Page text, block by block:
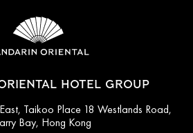
HOTEL GROUP
Taikoo Place 18 Westlands Road,
Bay, Hong Kong